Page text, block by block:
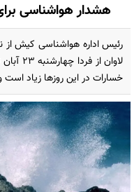
هشدار هواشناسی
رئیس اداره هواشناسی کیش از
لاوان
خسارات در این روزها زیاد است